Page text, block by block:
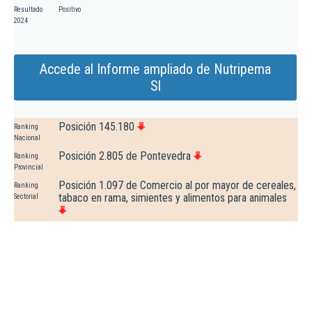
Resultado
2024
Positivo
Accede al Informe ampliado de Nutripema
Sl
Ranking
Nacional
Posición 145.180
Ranking
Provincial
Posición 2.805 de Pontevedra
Ranking
Sectorial
Posición 1.097 de Comercio al por mayor de cereales,
tabaco en rama, simientes y alimentos para animales